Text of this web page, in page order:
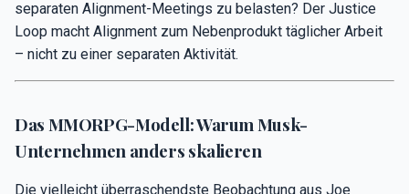
separaten Alignment-Meetings zu belasten? Der Justice
Loop macht Alignment zum Nebenprodukt täglicher Arbeit
– nicht zu einer separaten Aktivität.
Das MMORPG-Modell: Warum Musk-
Unternehmen anders skalieren
Die vielleicht überraschendste Beobachtung aus Joe